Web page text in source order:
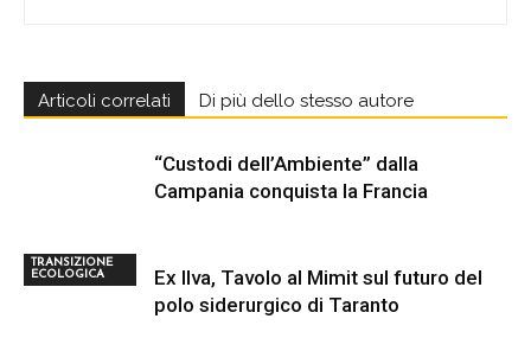
Articoli correlati Di più dello stesso autore
TRANSIZIONE
ECOLOGICA
“Custodi dell’Ambiente” dalla
Campania conquista la Francia
Ex Ilva, Tavolo al Mimit sul futuro del
polo siderurgico di Taranto